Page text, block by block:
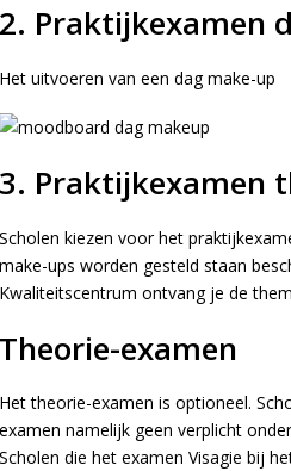
2. Praktijkexamen
Het uitvoeren van een dag make-up
3. Praktijkexamen
Scholen kiezen voor het
make-ups worden gesteld staan
Kwaliteitscentrum ontvang je de
Theorie-examen
Het theorie-examen is optioneel.
examen namelijk geen verplicht
Scholen die het examen Visagie bij